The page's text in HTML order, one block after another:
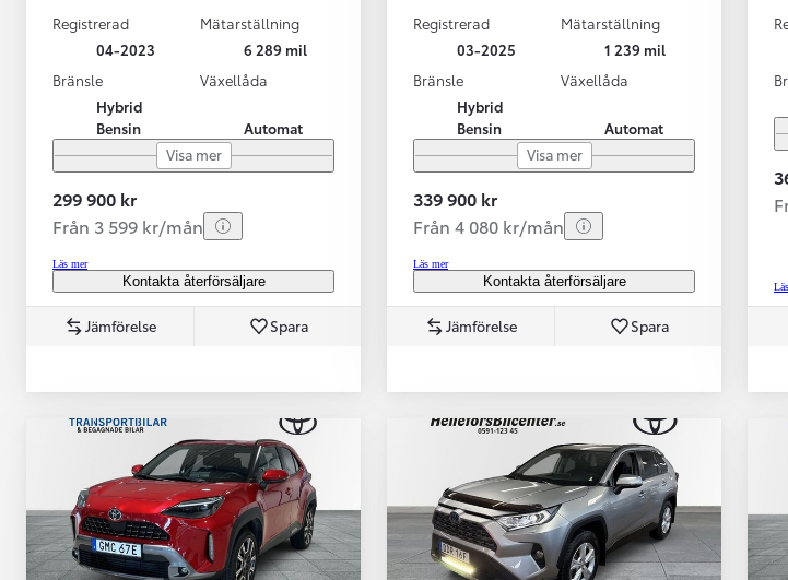
Registrerad
04-2023
Mätarställning
6 289 mil
Bränsle
Hybrid
Bensin
Växellåda
Automat
Visa mer
299 900 kr
Från 3 599 kr/mån
Läs mer
Kontakta återförsäljare
Jämförelse Spara
Registrerad
03-2025
Mätarställning
1 239 mil
Bränsle
Hybrid
Bensin
Växellåda
Automat
Visa mer
339 900 kr
Från 4 080 kr/mån
Läs mer
Kontakta återförsäljare
Jämförelse Spara